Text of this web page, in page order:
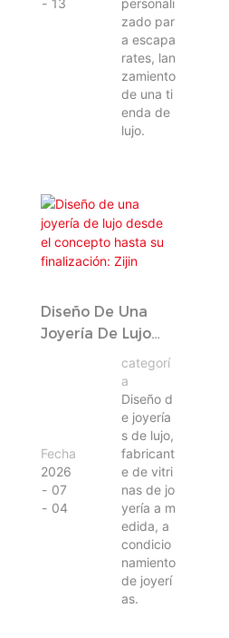
zado par
a escapa
rates, lan
zamiento
de una ti
enda de
lujo.
Diseño De Una
Joyería De Lujo
Concepto Hasta
Su Finalización:
Zijin Mining
Fecha
2026
07
04
categorí
a
Diseño d
e joyería
s de lujo,
fabricant
e de vitri
nas de jo
yería a m
edida, a
condicio
namiento
de joyerí
as.